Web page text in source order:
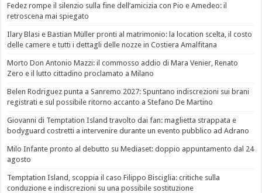
Fedez rompe il silenzio sulla fine dell’amicizia con Pio e Amedeo: il
retroscena mai spiegato
Ilary Blasi e Bastian Müller pronti al matrimonio: la location scelta, il costo
delle camere e tutti i dettagli delle nozze in Costiera Amalfitana
Morto Don Antonio Mazzi: il commosso addio di Mara Venier, Renato
Zero e il lutto cittadino proclamato a Milano
Belen Rodriguez punta a Sanremo 2027: Spuntano indiscrezioni sui brani
registrati e sul possibile ritorno accanto a Stefano De Martino
Giovanni di Temptation Island travolto dai fan: maglietta strappata e
bodyguard costretti a intervenire durante un evento pubblico ad Adrano
Milo Infante pronto al debutto su Mediaset: doppio appuntamento dal 24
agosto
Temptation Island, scoppia il caso Filippo Bisciglia: critiche sulla
conduzione e indiscrezioni su una possibile sostituzione